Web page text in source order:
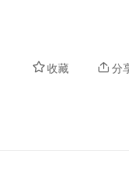
收藏 分